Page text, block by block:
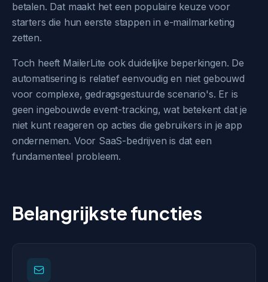
betalen. Dat maakt het een populaire keuze voor
starters die hun eerste stappen in e-mailmarketing
zetten.
Toch heeft MailerLite ook duidelijke beperkingen. De
automatisering is relatief eenvoudig en niet gebouwd
voor complexe, gedragsgestuurde scenario's. Er is
geen ingebouwde event-tracking, wat betekent dat je
niet kunt reageren op acties die gebruikers in je app
ondernemen. Voor SaaS-bedrijven is dat een
fundamenteel probleem.
Belangrijkste functies